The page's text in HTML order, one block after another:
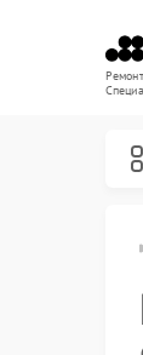
в Череповце